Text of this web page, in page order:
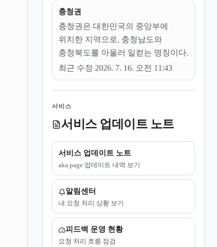
충청권
충청권은 대한민국의 중앙부에
위치한 지역으로, 충청남도와
충청북도를 아울러 일컫는 명칭이다.
최근 수정 2026. 7. 16. 오전 11:43
서비스
서비스 업데이트 노트
서비스 업데이트 노트
aka.page 업데이트 내역 보기
알림센터
내 요청 처리 상황 보기
피드백 운영 현황
요청 처리 흐름 점검